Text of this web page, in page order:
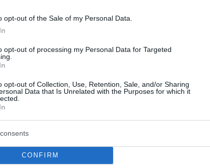
opt-out of the Sale of my Personal Data.
opt-out of processing my Personal Data for Targeted
opt-out of Collection, Use, Retention, Sale, and/or Sharing
Data that Is Unrelated with the Purposes for which it
CONFIRM
Αν μη τι άλλο όμως οι “Διόσκουροι”
θέαμα και τον πρώτο μήνα του 2017 και
κόσμο αυτές τις ξεχωριστές στιγμές
του Γιάννη μέσα στη